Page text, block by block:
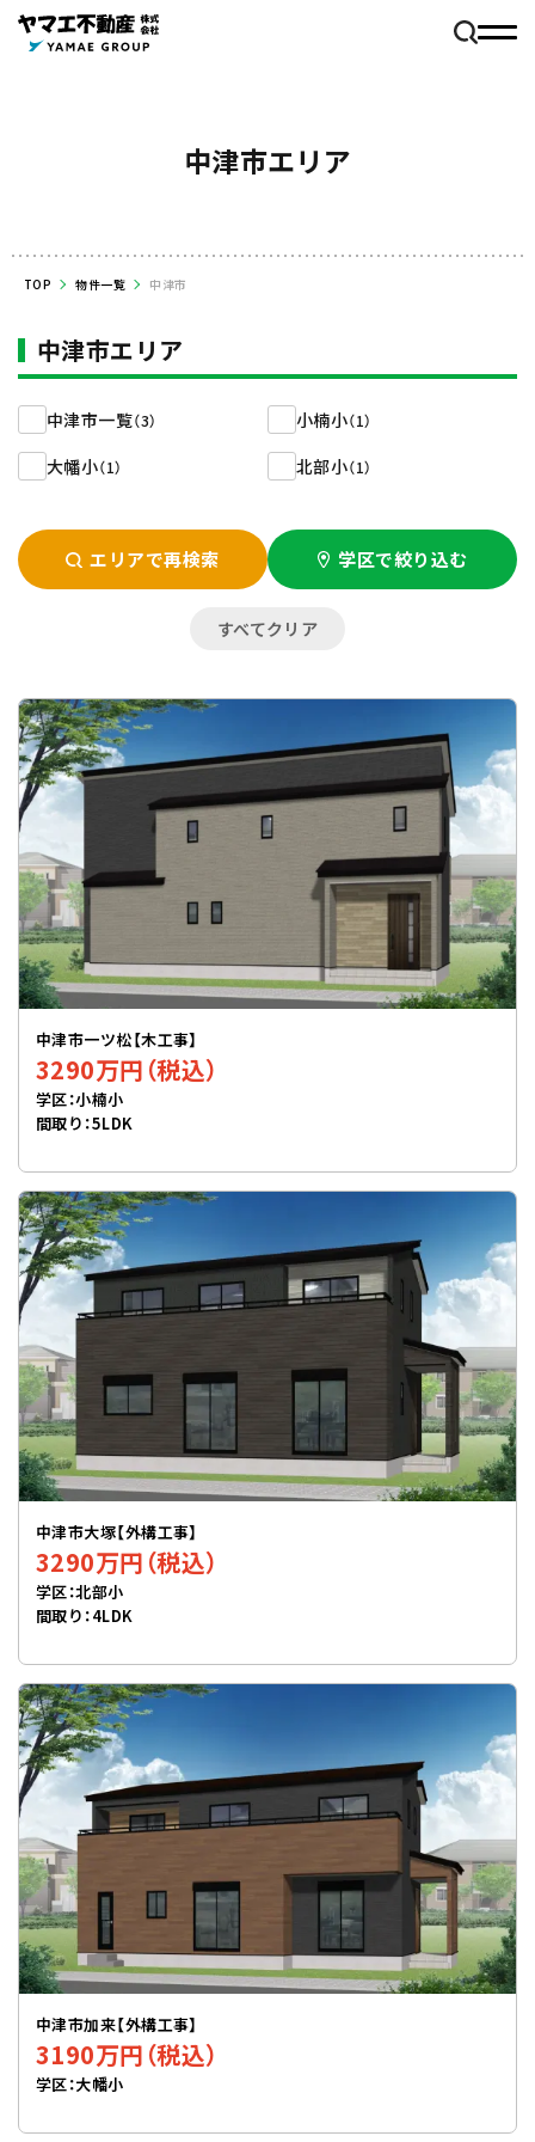
中津市エリア
TOP 物件一覧 中津市
中津市エリア
中津市一覧（3） 小楠小（1）
大幡小（1） 北部小（1）
エリアで再検索 学区で絞り込む
すべてクリア
中津市一ツ松【木工事】
3290万円（税込）
学区：小楠小
間取り：5LDK
中津市大塚【外構工事】
3290万円（税込）
学区：北部小
間取り：4LDK
中津市加来【外構工事】
3190万円（税込）
学区：大幡小